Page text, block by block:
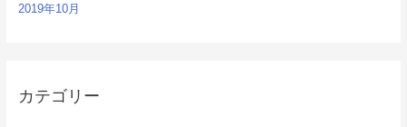
2019年10月
カテゴリー